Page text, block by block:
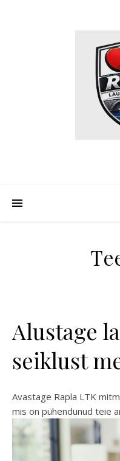
Alustage
seiklust
Avastage Rapla LTK
mis on pühendunud teie